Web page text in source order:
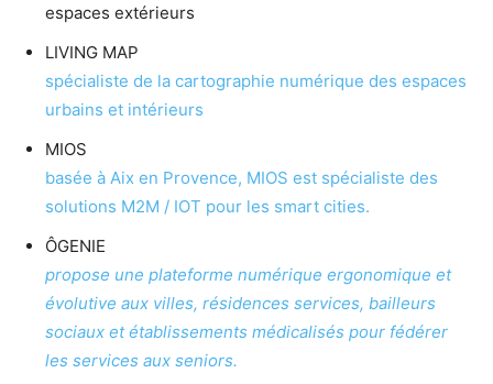
espaces extérieurs
LIVING MAP
spécialiste de la cartographie numérique des espaces
urbains et intérieurs
MIOS
basée à Aix en Provence, MIOS est spécialiste des
solutions M2M / IOT pour les smart cities.
ÔGENIE
propose une plateforme numérique ergonomique et
évolutive aux villes, résidences services, bailleurs
sociaux et établissements médicalisés pour fédérer
les services aux seniors.